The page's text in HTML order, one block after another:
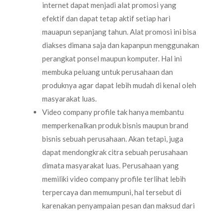
internet dapat menjadi alat promosi yang
efektif dan dapat tetap aktif setiap hari
mauapun sepanjang tahun. Alat promosi ini bisa
diakses dimana saja dan kapanpun menggunakan
perangkat ponsel maupun komputer. Hal ini
membuka peluang untuk perusahaan dan
produknya agar dapat lebih mudah di kenal oleh
masyarakat luas.
Video company profile tak hanya membantu
memperkenalkan produk bisnis maupun brand
bisnis sebuah perusahaan. Akan tetapi, juga
dapat mendongkrak citra sebuah perusahaan
dimata masyarakat luas. Perusahaan yang
memiliki video company profile terlihat lebih
terpercaya dan memumpuni, hal tersebut di
karenakan penyampaian pesan dan maksud dari